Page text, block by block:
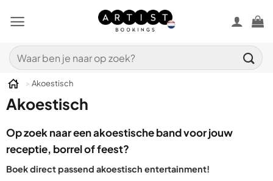
naar
Zoeken
naar:
> Akoestisch
Akoestisch
Op zoek naar een akoestische band voor jouw
receptie, borrel of feest?
Boek direct passend akoestisch entertainment!